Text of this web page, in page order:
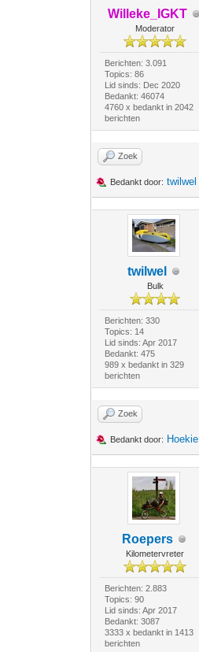
Willeke_IGKT
Moderator
Berichten: 3.091
Topics: 86
Lid sinds: Dec 2020
Bedankt: 46074
4760 x bedankt in 2042
berichten
Zoek
Bedankt door: twilwel
twilwel
Bulk
Berichten: 330
Topics: 14
Lid sinds: Apr 2017
Bedankt: 475
989 x bedankt in 329
berichten
Zoek
Bedankt door: Hoekie
Roepers
Kilometervreter
Berichten: 2.883
Topics: 90
Lid sinds: Apr 2017
Bedankt: 3087
3333 x bedankt in 1413
berichten